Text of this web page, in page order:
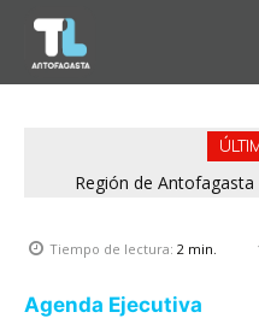
Región de
Tiempo de lectura: 2 min.
Agenda Ejecutiva